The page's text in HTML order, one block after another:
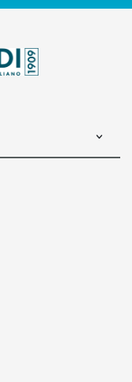
di posta
elettronica)